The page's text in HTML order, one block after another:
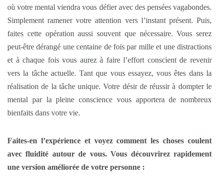
où votre mental viendra vous défier avec des pensées vagabondes.
Simplement ramener votre attention vers l’instant présent. Puis,
faites cette opération aussi souvent que nécessaire. Vous serez
peut-être dérangé une centaine de fois par mille et une distractions
et à chaque fois vous aurez à faire l’effort conscient de revenir
vers la tâche actuelle. Tant que vous essayez, vous êtes dans la
réalisation de la tâche unique. Votre désir de réussir à dompter le
mental par la pleine conscience vous apportera de nombreux
bienfaits dans votre vie.
Faites-en l’expérience et voyez comment les choses coulent
avec fluidité autour de vous. Vous découvrirez rapidement
une version améliorée de votre personne :